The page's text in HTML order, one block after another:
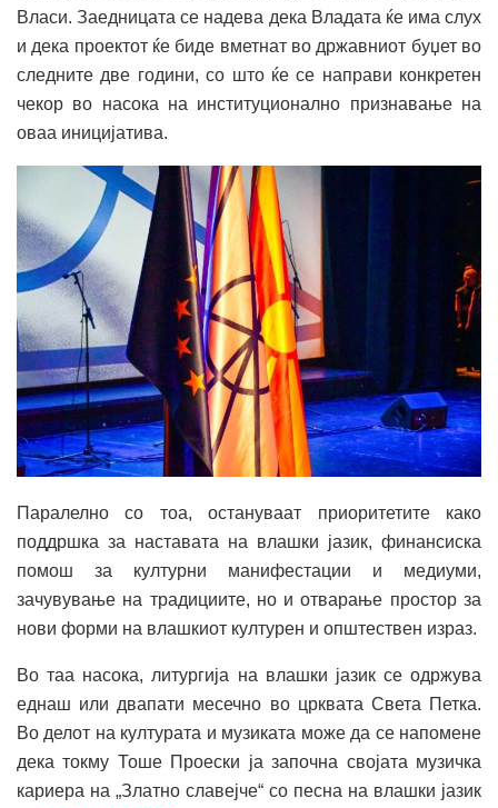
Власи. Заедницата се надева дека Владата ќе има слух
и дека проектот ќе биде вметнат во државниот буџет во
следните две години, со што ќе се направи конкретен
чекор во насока на институционално признавање на
оваа иницијатива.
Паралелно со тоа, остануваат приоритетите како
поддршка за наставата на влашки јазик, финансиска
помош за културни манифестации и медиуми,
зачувување на традициите, но и отварање простор за
нови форми на влашкиот културен и општествен израз.
Во таа насока, литургија на влашки јазик се одржува
еднаш или двапати месечно во црквата Света Петка.
Во делот на културата и музиката може да се напомене
дека токму Тоше Проески ја започна својата музичка
кариера на „Златно славејче“ со песна на влашки јазик